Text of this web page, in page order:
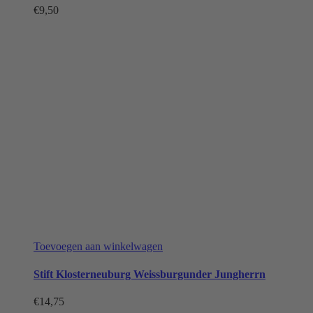
€9,50
Toevoegen aan winkelwagen
Stift Klosterneuburg Weissburgunder Jungherrn
€14,75